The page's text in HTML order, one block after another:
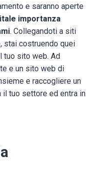
e saranno aperte
importanza
. Collegandoti a siti
stai costruendo quei
tuo sito web. Ad
e un sito web di
e raccogliere un
il tuo settore ed entra in